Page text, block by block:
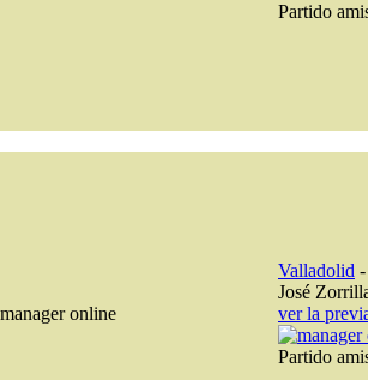
Partido
Valladolid
José
ver la
Partido